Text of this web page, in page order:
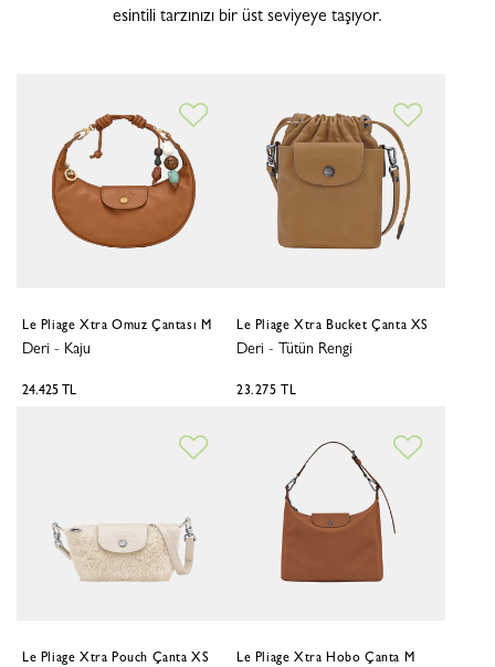
esintili tarzınızı bir üst seviyeye taşıyor.
Le Pliage Xtra Omuz Çantası M
Deri - Kaju
24.425 TL
Le Pliage Xtra Bucket Çanta XS
Deri - Tütün Rengi
23.275 TL
Le Pliage Xtra Pouch Çanta XS Le Pliage Xtra Hobo Çanta M